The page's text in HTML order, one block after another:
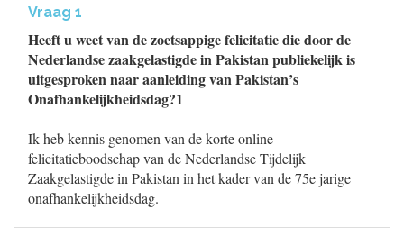
Vraag 1
Heeft u weet van de zoetsappige felicitatie die door de
Nederlandse zaakgelastigde in Pakistan publiekelijk is
uitgesproken naar aanleiding van Pakistan’s
Onafhankelijkheidsdag?1
Ik heb kennis genomen van de korte online
felicitatieboodschap van de Nederlandse Tijdelijk
Zaakgelastigde in Pakistan in het kader van de 75e jarige
onafhankelijkheidsdag.